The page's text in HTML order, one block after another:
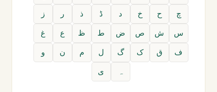
چ
ح خ د ڈ ذ ر
ز
س
ش ص ض ط ظ ع
غ
ف
ق ک گ ل م ن
و
ہ
ی